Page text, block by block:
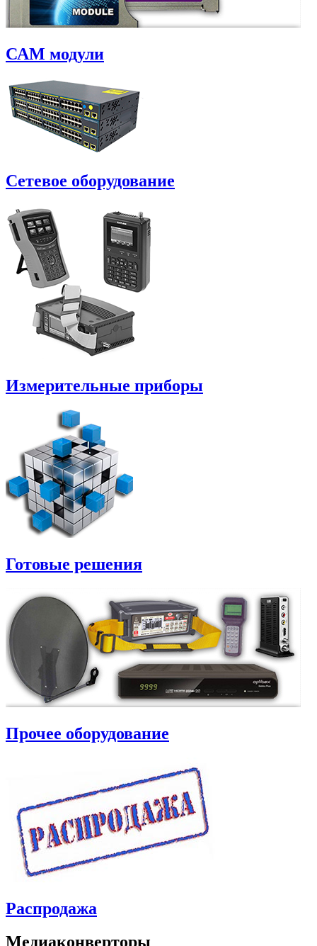
САM модули
Сетевое оборудование
Измерительные приборы
Готовые решения
Прочее оборудование
Распродажа
Медиаконверторы